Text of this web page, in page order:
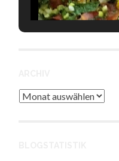
Archiv